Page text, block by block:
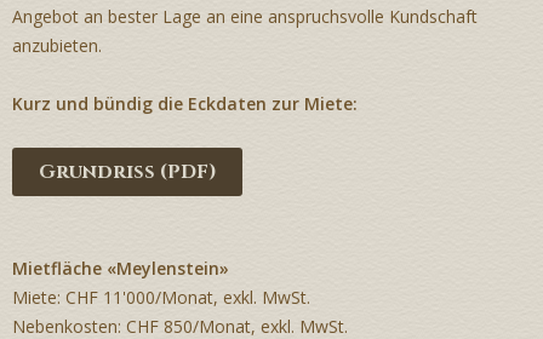
Angebot an bester Lage an eine anspruchsvolle Kundschaft
anzubieten.
Kurz und bündig die Eckdaten zur Miete:
Grundriss (PDF)
Mietfläche «Meylenstein»
Miete: CHF 11'000/Monat, exkl. MwSt.
Nebenkosten: CHF 850/Monat, exkl. MwSt.